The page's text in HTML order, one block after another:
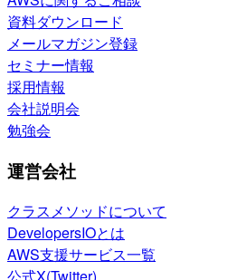
資料ダウンロード
メールマガジン登録
セミナー情報
採用情報
会社説明会
勉強会
運営会社
クラスメソッドについて
DevelopersIOとは
AWS支援サービス一覧